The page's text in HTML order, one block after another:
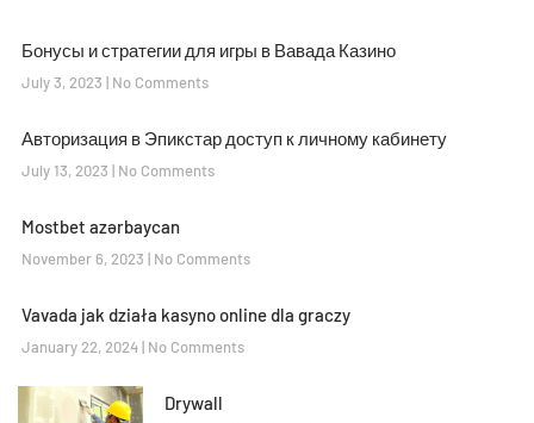
Бонусы и стратегии для игры в Вавада Казино
July 3, 2023 No Comments
Авторизация в Эпикстар доступ к личному кабинету
July 13, 2023 No Comments
Mostbet azərbaycan
November 6, 2023 No Comments
Vavada jak działa kasyno online dla graczy
January 22, 2024 No Comments
Drywall